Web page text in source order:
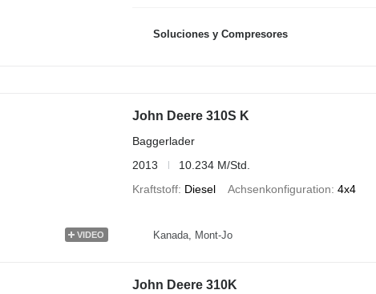
Soluciones y Compresores
VIDEO
John Deere 310S K
Baggerlader
2013
10.234 M/Std.
Kraftstoff Diesel Achsenkonfiguration 4x4
Kanada, Mont-Jo
John Deere 310K